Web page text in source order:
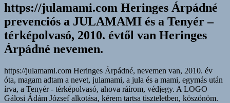
https://julamami.com Heringes Árpádné
prevenciós a JULAMAMI és a Tenyér –
térképolvasó, 2010. évtől van Heringes
Árpádné nevemen.
https://julamami.com Heringes Árpádné, nevemen van, 2010. év
óta, magam adtam a nevet, julamami, a jula és a mami, egymás után
írva, a Tenyér - térképolvasó, ahova ráírom, védjegy. A LOGO
Gálosi Ádám József alkotása, kérem tartsa tiszteletben, köszönöm.